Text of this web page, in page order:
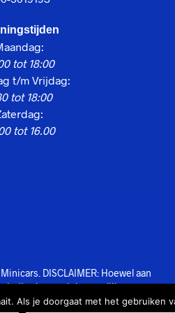
tot 18:00
t/m Vrijdag:
tot 18:00
tot 16.00
DISCLAIMER: Hoewel aan
de grootst mogelijke zorg
aansprakelijk worden gesteld
Als je doorgaat met het gebruiken